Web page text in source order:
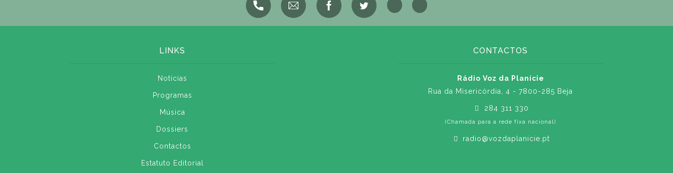
LINKS
Notícias
Programas
Música
Dossiers
Contactos
Estatuto Editorial
CONTACTOS
Rádio Voz da Planície
Rua da Misericórdia, 4 - 7800-285 Beja
284 311 330
(Chamada para a rede fixa nacional)
radio@vozdaplanicie.pt